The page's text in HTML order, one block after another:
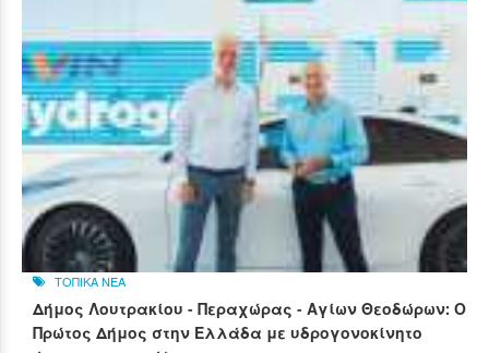
ΤΟΠΙΚΑ ΝΕΑ
Δήμος Λουτρακίου - Περαχώρας - Αγίων Θεοδώρων: Ο
Πρώτος Δήμος στην Ελλάδα με υδρογονοκίνητο